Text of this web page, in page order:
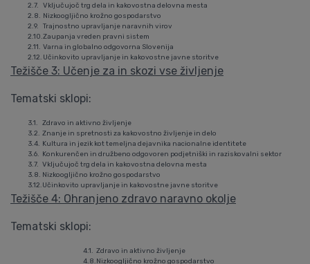
2.7. Vključujoč trg dela in kakovostna delovna mesta
2.8. Nizkoogljično krožno gospodarstvo
2.9. Trajnostno upravljanje naravnih virov
2.10.Zaupanja vreden pravni sistem
2.11. Varna in globalno odgovorna Slovenija
2.12. Učinkovito upravljanje in kakovostne javne storitve
Težišče 3: Učenje za in skozi vse življenje
Tematski sklopi:
3.1. Zdravo in aktivno življenje
3.2. Znanje in spretnosti za kakovostno življenje in delo
3.4. Kultura in jezik kot temeljna dejavnika nacionalne identitete
3.6. Konkurenčen in družbeno odgovoren podjetniški in raziskovalni sektor
3.7. Vključujoč trg dela in kakovostna delovna mesta
3.8. Nizkoogljično krožno gospodarstvo
3.12.Učinkovito upravljanje in kakovostne javne storitve
Težišče 4: Ohranjeno zdravo naravno okolje
Tematski sklopi:
4.1. Zdravo in aktivno življenje
4.8.Nizkoogljično krožno gospodarstvo